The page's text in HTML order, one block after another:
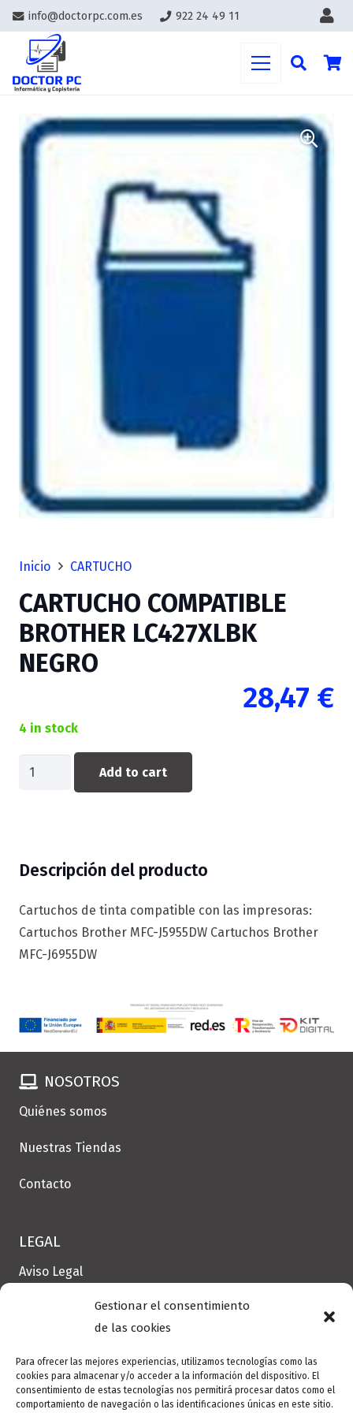
Gestionar el consentimiento
de las cookies
Para ofrecer las mejores experiencias, utilizamos tecnologías como las
cookies para almacenar y/o acceder a la información del dispositivo. El
consentimiento de estas tecnologías nos permitirá procesar datos como el
comportamiento de navegación o las identificaciones únicas en este sitio.
info@doctorpc.com.es 922 24 49 11
Inicio CARTUCHO
CARTUCHO COMPATIBLE
BROTHER LC427XLBK
NEGRO
28,47 €
4 in stock
CARTUCHO
COMPATIBLE
quantity
Add to cart
Descripción del producto
Cartuchos de tinta compatible con las impresoras:
Cartuchos Brother MFC-J5955DW Cartuchos Brother
MFC-J6955DW
NOSOTROS
Quiénes somos
Nuestras Tiendas
Contacto
LEGAL
Aviso Legal
Política de Cookies
Dirección